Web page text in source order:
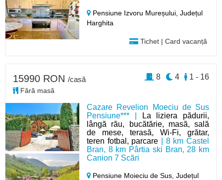
Pensiune Izvoru Mureșului,Județul
Harghita
Tichet | Card vacanță
Cazare Revelion Moeciu de Sus
Pensiune*** |
La liziera pădurii,
lângă rău, bucătărie, masă, sală
de mese, terasă, Wi-Fi, grătar,
teren fotbal, parcare | 8 km Castel
Bran, 8 km Pârtia ski Bran, 28 km
Canion 7 Scări
Pensiune Moieciu de Sus,Județul
15990 RON /casă
Fără masă
1 - 16
4
8